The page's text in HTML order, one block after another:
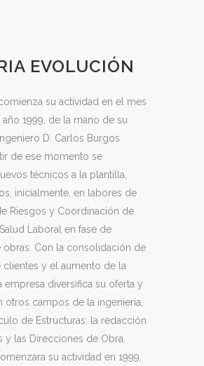
EVOLUCIÓN
su actividad en el mes
1999, de la mano de su
D. Carlos Burgos
de ese momento se
técnicos a la plantilla,
inicialmente, en labores de
Riesgos y Coordinación de
Laboral en fase de
obras. Con la consolidación de
clientes y el aumento de la
empresa diversifica su oferta y
otros campos de la ingeniería,
de Estructuras, la redacción
y las Direcciones de Obra.
su actividad en 1999,